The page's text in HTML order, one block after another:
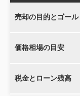
売却の目的とゴール
価格相場の目安
税金とローン残高